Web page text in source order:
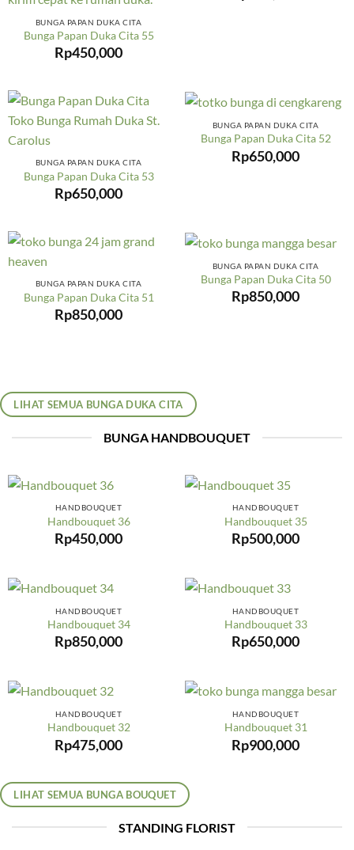
BUNGA PAPAN DUKA CITA
Bunga Papan Duka Cita 55
Rp450,000
BUNGA PAPAN DUKA CITA
Bunga Papan Duka Cita 53
Rp650,000
BUNGA PAPAN DUKA CITA
Bunga Papan Duka Cita 52
Rp650,000
BUNGA PAPAN DUKA CITA
Bunga Papan Duka Cita 51
Rp850,000
BUNGA PAPAN DUKA CITA
Bunga Papan Duka Cita 50
Rp850,000
LIHAT SEMUA BUNGA DUKA CITA
BUNGA HANDBOUQUET
HANDBOUQUET
Handbouquet 36
Rp450,000
HANDBOUQUET
Handbouquet 35
Rp500,000
HANDBOUQUET
Handbouquet 34
Rp850,000
HANDBOUQUET
Handbouquet 33
Rp650,000
HANDBOUQUET
Handbouquet 32
Rp475,000
HANDBOUQUET
Handbouquet 31
Rp900,000
LIHAT SEMUA BUNGA BOUQUET
STANDING FLORIST